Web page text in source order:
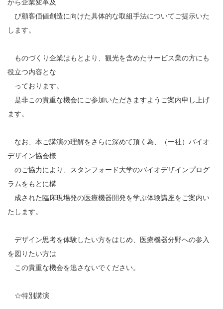
び顧客価値創造に向けた具体的な取組手法についてご提示いた
します。
ものづくり企業はもとより、観光を含めたサービス業の方にも
役立つ内容とな
っております。
是非この貴重な機会にご参加いただきますようご案内申し上げ
ます。
なお、本ご講演の理解をさらに深めて頂く為、（一社）バイオ
デザイン協会様
のご協力により、スタンフォード大学のバイオデザインプログ
ラムをもとに構
成された臨床現場発の医療機器開発を学ぶ体験講座をご案内い
たします。
デザイン思考を体験したい方をはじめ、医療機器分野への参入
を図りたい方は
この貴重な機会を逃さないでください。
☆特別講演